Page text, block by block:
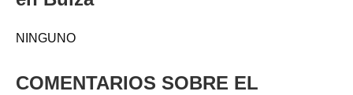
NINGUNO
COMENTARIOS SOBRE EL